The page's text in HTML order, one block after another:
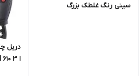
سینی رنگ غلطک بزرگ
ا 3 Impact Drill 610وات